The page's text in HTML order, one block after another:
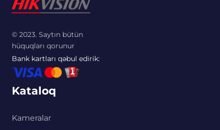
© 2023. Saytın bütün
hüquqları qorunur
Bank kartları qəbul edirik:
Kataloq
Kameralar